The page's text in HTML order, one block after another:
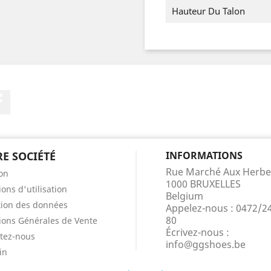
Hauteur Du Talon
SOCIÉTÉ
d'utilisation
des données
Générales de Vente
nous
INFORMATIONS
Rue Marché Aux
1000 BRUXELLES
Belgium
Appelez-nous : 0472/
80
Écrivez-nous :
info@ggshoes.be